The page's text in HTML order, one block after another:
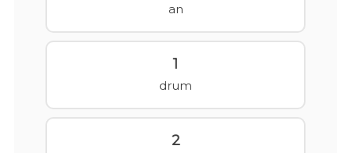
an
1
drum
2